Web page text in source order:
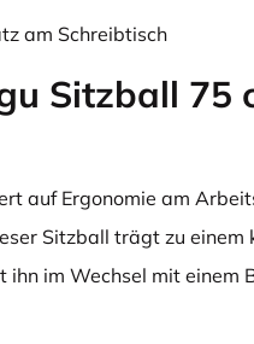
am Schreibtisch
Sitzball 75
auf Ergonomie am
Sitzball trägt zu einem
im Wechsel mit einem